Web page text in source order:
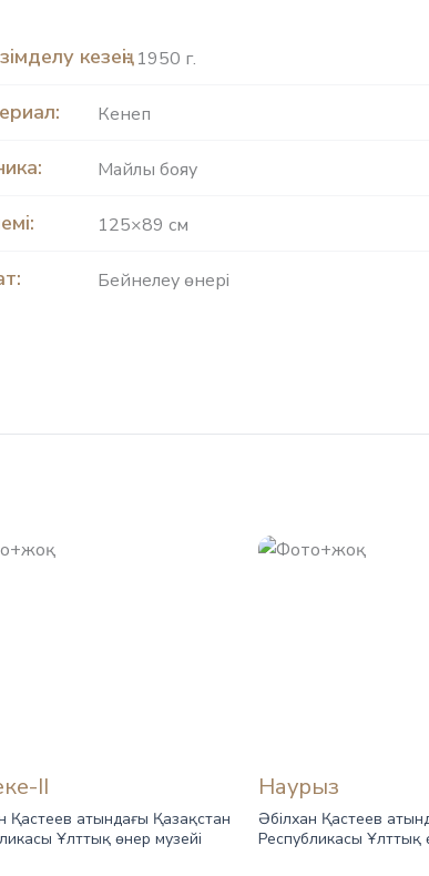
кезеңі: 1950 г.
Кенеп
Майлы бояу
125×89 см
Бейнелеу өнері
II
Қастеев атындағы Қазақстан
Ұлттық өнер музейі
Наурыз
Әбілхан Қастеев
Республикасы Ұлттық